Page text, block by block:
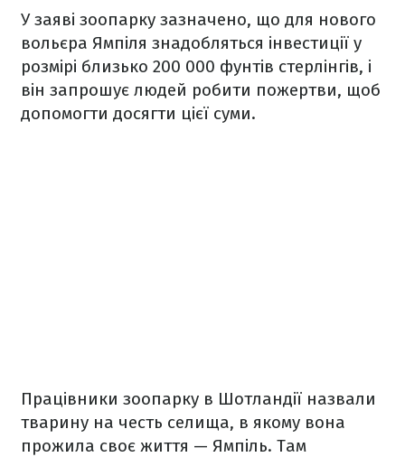
У заяві зоопарку зазначено, що для нового
вольєра Ямпіля знадобляться інвестиції у
розмірі близько 200 000 фунтів стерлінгів, і
він запрошує людей робити пожертви, щоб
допомогти досягти цієї суми.
Працівники зоопарку в Шотландії назвали
тварину на честь селища, в якому вона
прожила своє життя — Ямпіль. Там